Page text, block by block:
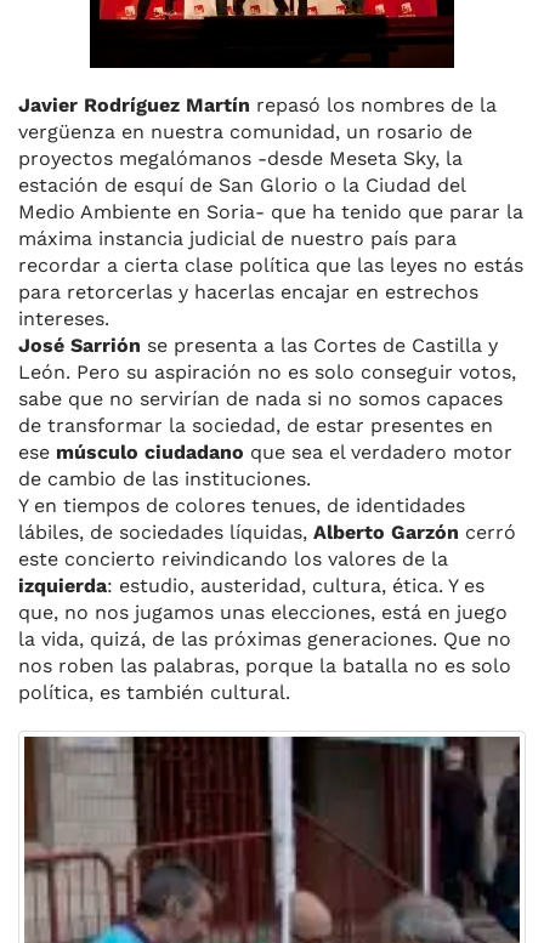
Javier Rodríguez Martín repasó los nombres de la
vergüenza en nuestra comunidad, un rosario de
proyectos megalómanos -desde Meseta Sky, la
estación de esquí de San Glorio o la Ciudad del
Medio Ambiente en Soria- que ha tenido que parar la
máxima instancia judicial de nuestro país para
recordar a cierta clase política que las leyes no estás
para retorcerlas y hacerlas encajar en estrechos
intereses.
José Sarrión se presenta a las Cortes de Castilla y
León. Pero su aspiración no es solo conseguir votos,
sabe que no servirían de nada si no somos capaces
de transformar la sociedad, de estar presentes en
ese músculo ciudadano que sea el verdadero motor
de cambio de las instituciones.
Y en tiempos de colores tenues, de identidades
lábiles, de sociedades líquidas, Alberto Garzón cerró
este concierto reivindicando los valores de la
izquierda: estudio, austeridad, cultura, ética. Y es
que, no nos jugamos unas elecciones, está en juego
la vida, quizá, de las próximas generaciones. Que no
nos roben las palabras, porque la batalla no es solo
política, es también cultural.